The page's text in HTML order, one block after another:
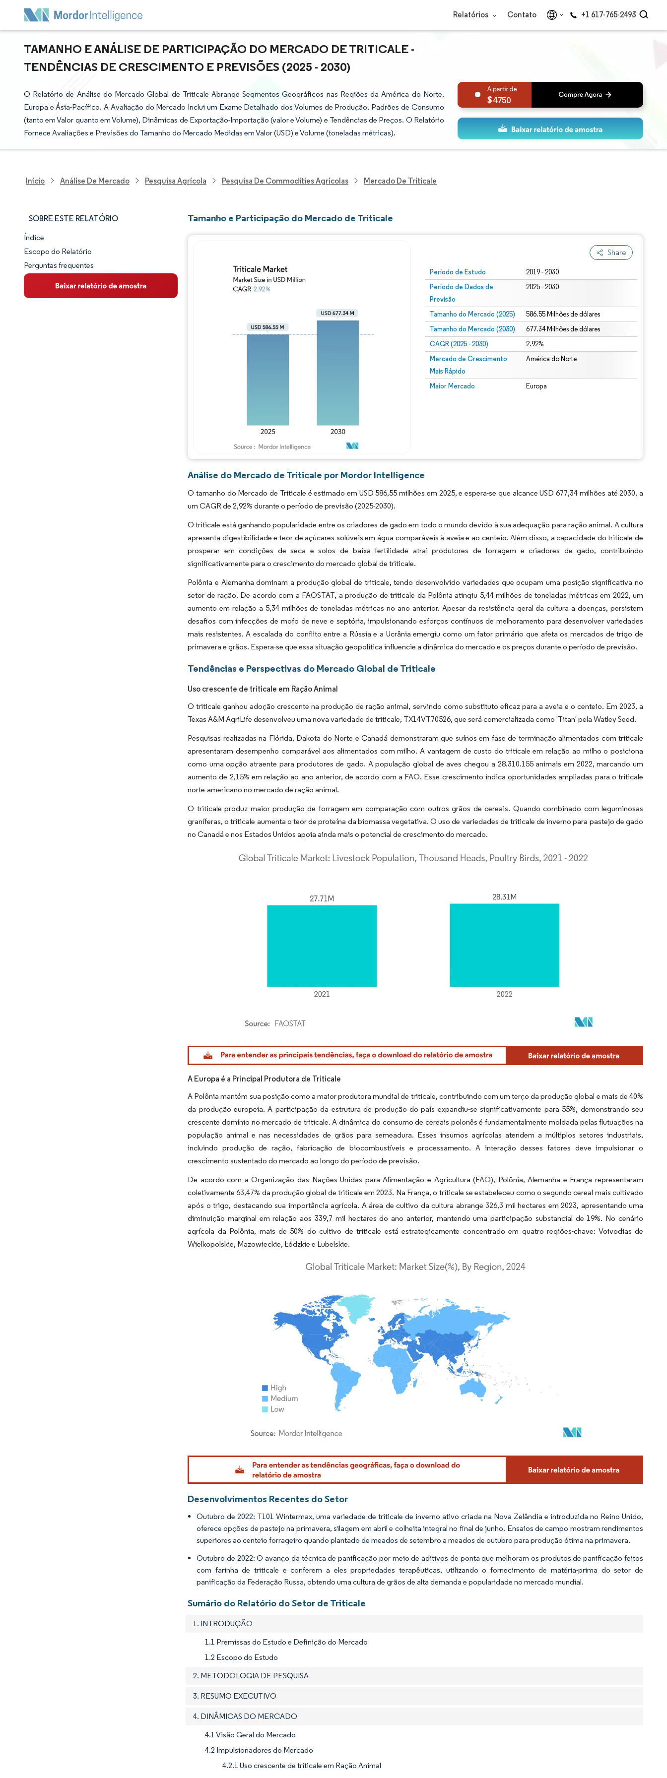
Relatórios Contato +1 617-765-2493
TAMANHO E ANÁLISE DE PARTICIPAÇÃO DO MERCADO DE TRITICALE -
TENDÊNCIAS DE CRESCIMENTO E PREVISÕES (2025 - 2030)
O Relatório de Análise do Mercado Global de Triticale Abrange Segmentos Geográficos nas Regiões da América do Norte,
Europa e Ásia-Pacífico. A Avaliação do Mercado Inclui um Exame Detalhado dos Volumes de Produção, Padrões de Consumo
(tanto em Valor quanto em Volume), Dinâmicas de Exportação-Importação (valor e Volume) e Tendências de Preços. O Relatório
Fornece Avaliações e Previsões do Tamanho do Mercado Medidas em Valor (USD) e Volume (toneladas métricas).
4750
Início Análise De Mercado Pesquisa Agrícola Pesquisa De Commodities Agrícolas Mercado De Triticale
SOBRE ESTE RELATÓRIO
Panorama do Mercado
Visão Geral do Mercado
Principais Tendências de Mercado
Índice
Escopo do Relatório
Perguntas frequentes
Tamanho e Participação do Mercado de Triticale
Share
Período de Estudo 2019 - 2030
Período de Dados de
Previsão
2025 - 2030
Tamanho do Mercado (2025) 586.55 Milhões de dólares
Tamanho do Mercado (2030) 677.34 Milhões de dólares
CAGR (2025 - 2030) 2.92%
Mercado de Crescimento
Mais Rápido
América do Norte
Maior Mercado Europa
Análise do Mercado de Triticale por Mordor Intelligence
O tamanho do Mercado de Triticale é estimado em USD 586,55 milhões em 2025, e espera-se que alcance USD 677,34 milhões até 2030, a
um CAGR de 2,92% durante o período de previsão (2025-2030).
O triticale está ganhando popularidade entre os criadores de gado em todo o mundo devido à sua adequação para ração animal. A cultura
apresenta digestibilidade e teor de açúcares solúveis em água comparáveis à aveia e ao centeio. Além disso, a capacidade do triticale de
prosperar em condições de seca e solos de baixa fertilidade atrai produtores de forragem e criadores de gado, contribuindo
significativamente para o crescimento do mercado global de triticale.
Polônia e Alemanha dominam a produção global de triticale, tendo desenvolvido variedades que ocupam uma posição significativa no
setor de ração. De acordo com a FAOSTAT, a produção de triticale da Polônia atingiu 5,44 milhões de toneladas métricas em 2022, um
aumento em relação a 5,34 milhões de toneladas métricas no ano anterior. Apesar da resistência geral da cultura a doenças, persistem
desafios com infecções de mofo de neve e septória, impulsionando esforços contínuos de melhoramento para desenvolver variedades
mais resistentes. A escalada do conflito entre a Rússia e a Ucrânia emergiu como um fator primário que afeta os mercados de trigo de
primavera e grãos. Espera-se que essa situação geopolítica influencie a dinâmica do mercado e os preços durante o período de previsão.
Tendências e Perspectivas do Mercado Global de Triticale
Uso crescente de triticale em Ração Animal
O triticale ganhou adoção crescente na produção de ração animal, servindo como substituto eficaz para a aveia e o centeio. Em 2023, a
Texas A&M AgriLife desenvolveu uma nova variedade de triticale, TX14VT70526, que será comercializada como 'Titan' pela Watley Seed.
Pesquisas realizadas na Flórida, Dakota do Norte e Canadá demonstraram que suínos em fase de terminação alimentados com triticale
apresentaram desempenho comparável aos alimentados com milho. A vantagem de custo do triticale em relação ao milho o posiciona
como uma opção atraente para produtores de gado. A população global de aves chegou a 28.310.155 animais em 2022, marcando um
aumento de 2,15% em relação ao ano anterior, de acordo com a FAO. Esse crescimento indica oportunidades ampliadas para o triticale
norte-americano no mercado de ração animal.
O triticale produz maior produção de forragem em comparação com outros grãos de cereais. Quando combinado com leguminosas
graníferas, o triticale aumenta o teor de proteína da biomassa vegetativa. O uso de variedades de triticale de inverno para pastejo de gado
no Canadá e nos Estados Unidos apoia ainda mais o potencial de crescimento do mercado.
Imagem © Mordor Intelligence. O reuso requer atribuição conforme CC BY 4.0.
A Europa é a Principal Produtora de Triticale
A Polônia mantém sua posição como a maior produtora mundial de triticale, contribuindo com um terço da produção global e mais de 40%
da produção europeia. A participação da estrutura de produção do país expandiu-se significativamente para 55%, demonstrando seu
crescente domínio no mercado de triticale. A dinâmica do consumo de cereais polonês é fundamentalmente moldada pelas flutuações na
população animal e nas necessidades de grãos para semeadura. Esses insumos agrícolas atendem a múltiplos setores industriais,
incluindo produção de ração, fabricação de biocombustíveis e processamento. A interação desses fatores deve impulsionar o
crescimento sustentado do mercado ao longo do período de previsão.
De acordo com a Organização das Nações Unidas para Alimentação e Agricultura (FAO), Polônia, Alemanha e França representaram
coletivamente 63,47% da produção global de triticale em 2023. Na França, o triticale se estabeleceu como o segundo cereal mais cultivado
após o trigo, destacando sua importância agrícola. A área de cultivo da cultura abrange 326,3 mil hectares em 2023, apresentando uma
diminuição marginal em relação aos 339,7 mil hectares do ano anterior, mantendo uma participação substancial de 19%. No cenário
agrícola da Polônia, mais de 50% do cultivo de triticale está estrategicamente concentrado em quatro regiões-chave: Voivodias de
Wielkopolskie, Mazowieckie, Łódzkie e Lubelskie.
Imagem © Mordor Intelligence. O reuso requer atribuição conforme CC BY 4.0.
Desenvolvimentos Recentes do Setor
Outubro de 2022: T101 Wintermax, uma variedade de triticale de inverno ativo criada na Nova Zelândia e introduzida no Reino Unido,
oferece opções de pastejo na primavera, silagem em abril e colheita integral no final de junho. Ensaios de campo mostram rendimentos
superiores ao centeio forrageiro quando plantado de meados de setembro a meados de outubro para produção ótima na primavera.
Outubro de 2022: O avanço da técnica de panificação por meio de aditivos de ponta que melhoram os produtos de panificação feitos
com farinha de triticale e conferem a eles propriedades terapêuticas, utilizando o fornecimento de matéria-prima do setor de
panificação da Federação Russa, obtendo uma cultura de grãos de alta demanda e popularidade no mercado mundial.
Sumário do Relatório do Setor de Triticale
1. INTRODUÇÃO
1.1 Premissas do Estudo e Definição do Mercado
1.2 Escopo do Estudo
2. METODOLOGIA DE PESQUISA
3. RESUMO EXECUTIVO
4. DINÂMICAS DO MERCADO
4.1 Visão Geral do Mercado
4.2 Impulsionadores do Mercado
4.2.1 Uso crescente de triticale em Ração Animal